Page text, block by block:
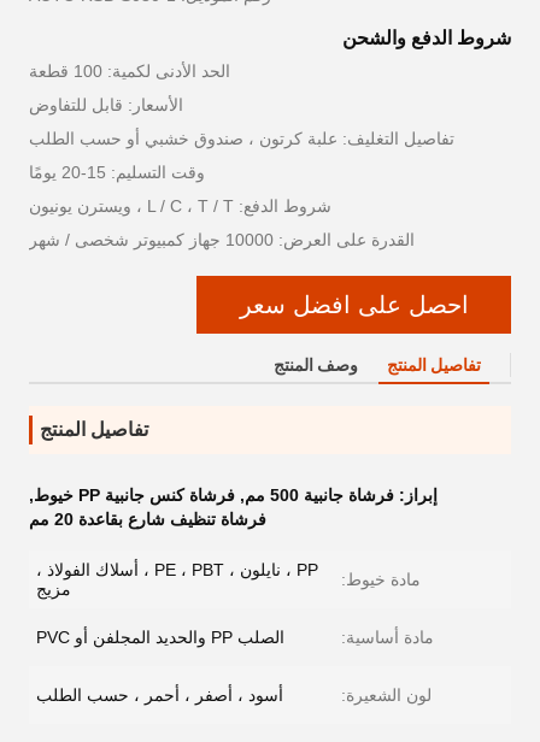
شروط الدفع والشحن
الحد الأدنى لكمية: 100 قطعة
الأسعار: قابل للتفاوض
تفاصيل التغليف: علبة كرتون ، صندوق خشبي أو حسب الطلب
وقت التسليم: 15-20 يومًا
شروط الدفع: L / C ، T / T ، ويسترن يونيون
القدرة على العرض: 10000 جهاز كمبيوتر شخصى / شهر
احصل على افضل سعر
تفاصيل المنتج وصف المنتج
تفاصيل المنتج
إبراز: فرشاة جانبية 500 مم , فرشاة كنس جانبية PP خيوط
,
فرشاة تنظيف شارع بقاعدة 20 مم
مادة خيوط:
PP ، نايلون ، PE ، PBT ، أسلاك الفولاذ ،
مزيج
مادة أساسية: الصلب PP والحديد المجلفن أو PVC
لون الشعيرة: أسود ، أصفر ، أحمر ، حسب الطلب